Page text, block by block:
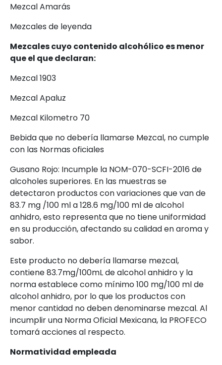
Mezcal Amarás
Mezcales de leyenda
Mezcales cuyo contenido alcohólico es menor
que el que declaran:
Mezcal 1903
Mezcal Apaluz
Mezcal Kilometro 70
Bebida que no debería llamarse Mezcal, no cumple
con las Normas oficiales
Gusano Rojo: Incumple la NOM-070-SCFI-2016 de
alcoholes superiores. En las muestras se
detectaron productos con variaciones que van de
83.7 mg /100 ml a 128.6 mg/100 ml de alcohol
anhidro, esto representa que no tiene uniformidad
en su producción, afectando su calidad en aroma y
sabor.
Este producto no debería llamarse mezcal,
contiene 83.7mg/100mL de alcohol anhidro y la
norma establece como mínimo 100 mg/100 ml de
alcohol anhidro, por lo que los productos con
menor cantidad no deben denominarse mezcal. Al
incumplir una Norma Oficial Mexicana, la PROFECO
tomará acciones al respecto.
Normatividad empleada